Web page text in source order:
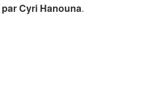
par Cyri Hanouna.